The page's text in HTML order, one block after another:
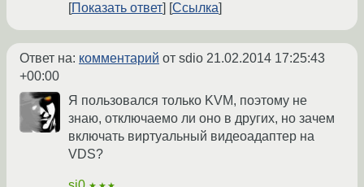
Показать ответ
Ссылка
Ответ на: комментарий от sdio 21.02.2014 17:25:43
+00:00
Я пользовался только KVM, поэтому не
знаю, отключаемо ли оно в других, но зачем
включать виртуальный видеоадаптер на
VDS?